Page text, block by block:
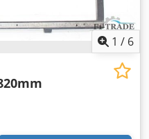
1 / 6